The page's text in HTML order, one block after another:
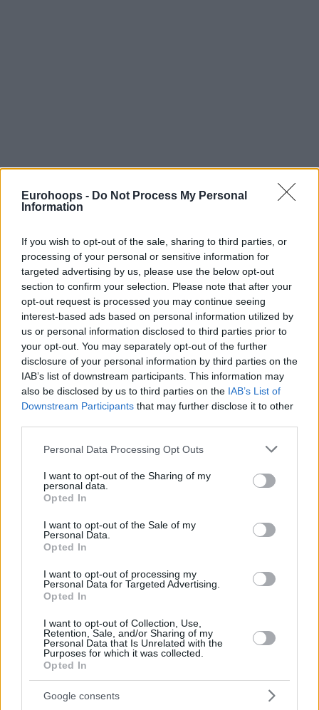
Eurohoops - Do Not Process My Personal
Information
If you wish to opt-out of the sale, sharing to third parties, or
processing of your personal or sensitive information for
targeted advertising by us, please use the below opt-out
section to confirm your selection. Please note that after your
opt-out request is processed you may continue seeing
interest-based ads based on personal information utilized by
us or personal information disclosed to third parties prior to
your opt-out. You may separately opt-out of the further
disclosure of your personal information by third parties on the
IAB’s list of downstream participants. This information may
also be disclosed by us to third parties on the IAB’s List of
Downstream Participants that may further disclose it to other
Please note that this website/app uses one or more Google
not limited to your visit or usage behaviour. You may click to
grant or deny consent to Google and its third-party tags to
use your data for below specified purposes in below Google
consent section.
Personal Data Processing Opt Outs
I want to opt-out of the Sharing of my
personal data.
Opted In
I want to opt-out of the Sale of my
Personal Data.
Opted In
I want to opt-out of processing my
Personal Data for Targeted Advertising.
Opted In
I want to opt-out of Collection, Use,
Retention, Sale, and/or Sharing of my
Personal Data that Is Unrelated with the
Purposes for which it was collected.
Opted In
Google consents
Του Γιάννη Ράμμα/irammas@eurohoops.net
Ο 20χρονος πάουερ φόργουορντ του
έπαιξε για μόλις 3:17 στο δεύτερο μισό της
πρώτης περιόδου και ποτέ ξανά, αφού έσπασε το μεσαίο
δάχτυλο του δεξιού χεριού , όπως φανέρωσαν τα
αποτελέσματα των ιατρικών εξετάσεων το πρωί της
επομένης (13/10).
Συγκεκριμένα, υπέστη κάταγμα στην ονυχοφόρο φάλαγγα
του μεσαίου δακτύλου της δεξιάς άκρας χειρός, καθώς και
“Σάμο”στάθηκε άτυχος σε μία εποχή που αναγκάζει τον
διαρκώς ευκαιρίες με 12:17 συμμετοχής στη GBL (5,5π.,
2,5ρ., 0,5ασ., 0,5κλ., 0,5κοψ., 0,5λ.) και 8:52 στην
Ναν: Καθαρές οι εξετάσεις και πιθανόν διαθέσιμος
για “διαβολοβδομάδα”
Αταμάν για διαιτησία με Ολυμπιακό: “Δεν είναι
αστείο, είδαμε ελληνορωμαϊκή πάλη σε παρκέ”
Παναθηναϊκός: Τελικά πόσο πρόβλημα είναι το